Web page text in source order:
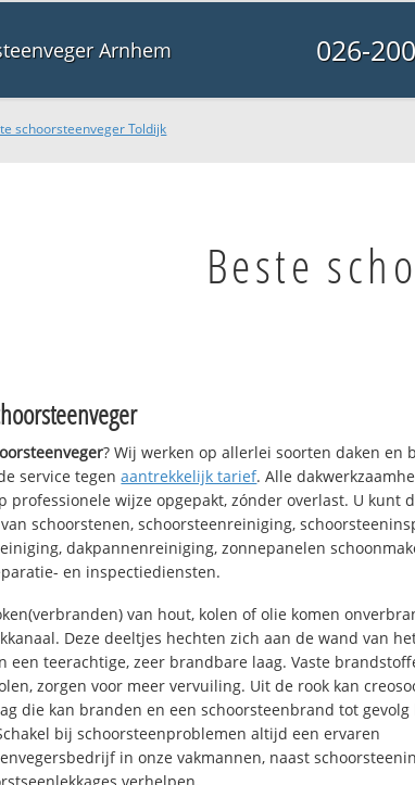
Arnhem 026-
schoorsteenveger Toldijk
Beste
? Wij werken op allerlei soorten daken en
service tegenaantrekkelijk tarief. Alle
professionele wijze opgepakt, zónder overlast. U kunt
schoorstenen, schoorsteenreiniging,
dakpannenreiniging, zonnepanelen
en inspectiediensten.
van hout, kolen of olie komen
Deze deeltjes hechten zich aan de wand van
een teerachtige, zeer brandbare laag. Vaste
zorgen voor meer vervuiling. Uit de rook kan
die kan branden en een schoorsteenbrand tot gevolg
bij schoorsteenproblemen altijd een ervaren
in onze vakmannen, naast
verhelpen.